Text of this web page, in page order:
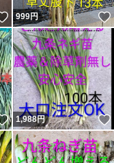
いいね！
999円
いいね！
1,988円